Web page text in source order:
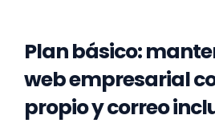
Plan básico:
web empresarial
propio y correo